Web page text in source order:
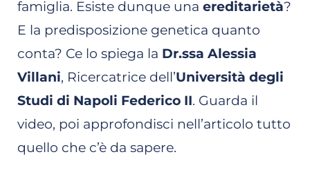
famiglia. Esiste dunque una ereditarietà?
E la predisposizione genetica quanto
conta? Ce lo spiega la Dr.ssa Alessia
Villani, Ricercatrice dell’Università degli
Studi di Napoli Federico II. Guarda il
video, poi approfondisci nell’articolo tutto
quello che c’è da sapere.